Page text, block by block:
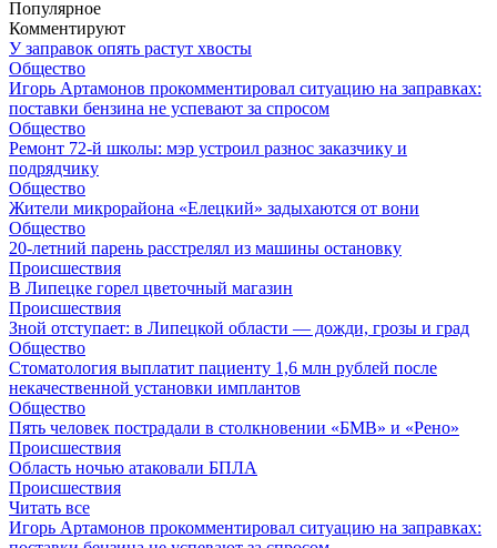
Популярное
Комментируют
У заправок опять растут хвосты
Общество
Игорь Артамонов прокомментировал ситуацию на заправках:
поставки бензина не успевают за спросом
Общество
Ремонт 72‑й школы: мэр устроил разнос заказчику и
подрядчику
Общество
Жители микрорайона «Елецкий» задыхаются от вони
Общество
20-летний парень расстрелял из машины остановку
Происшествия
В Липецке горел цветочный магазин
Происшествия
Зной отступает: в Липецкой области — дожди, грозы и град
Общество
Стоматология выплатит пациенту 1,6 млн рублей после
некачественной установки имплантов
Общество
Пять человек пострадали в столкновении «БМВ» и «Рено»
Происшествия
Область ночью атаковали БПЛА
Происшествия
Читать все
Игорь Артамонов прокомментировал ситуацию на заправках: